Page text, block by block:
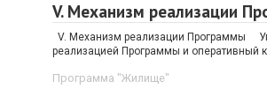
V. Механизм реализации
V. Механизм реализации Программы
реализацией Программы и оперативный
Программа "Жилище"